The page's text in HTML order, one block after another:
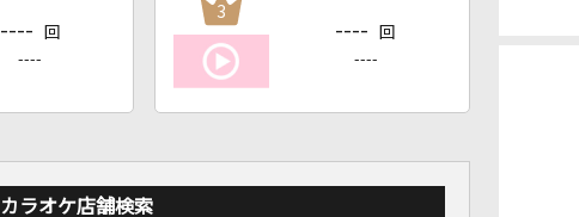
---- 回
----
3
---- 回
----
カラオケ店舗検索